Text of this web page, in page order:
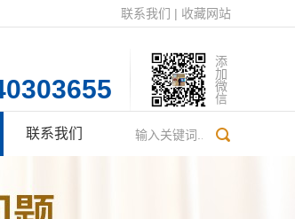
联系我们 | 收藏网站
添加微信
联系我们